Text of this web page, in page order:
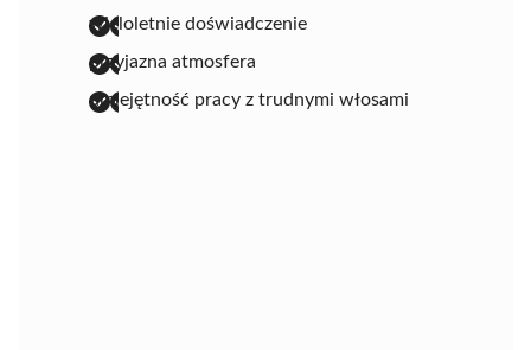
wieloletnie doświadczenie
przyjazna atmosfera
umiejętność pracy z trudnymi włosami